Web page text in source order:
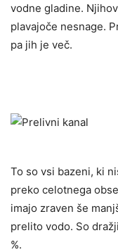
vodne gladine.
plavajoče nesnage.
pa jih je več.
To so vsi bazeni, ki
preko celotnega
imajo zraven še
prelito vodo. So
%.